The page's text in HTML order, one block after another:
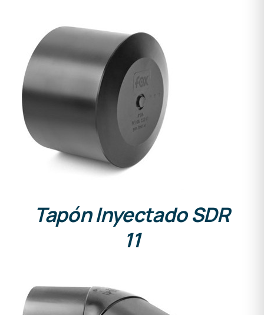
Tapón Inyectado SDR
11